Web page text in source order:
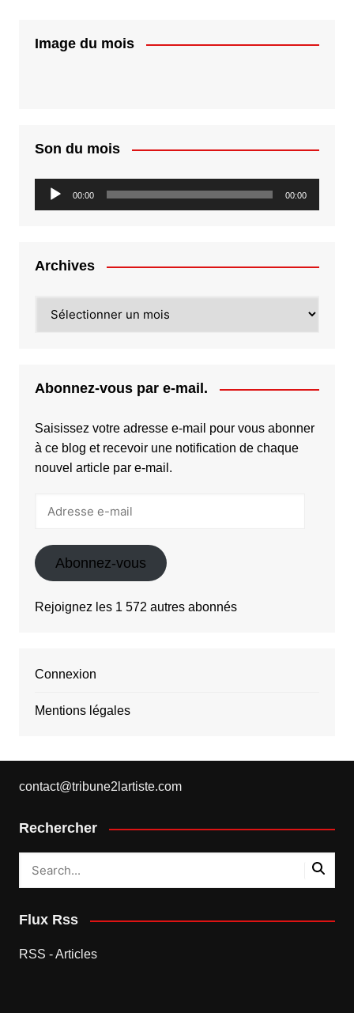
Image du mois
Son du mois
Lecteur
audio
00:00 00:00
Archives
Abonnez-vous par e-mail.
Saisissez votre adresse e-mail pour vous abonner
à ce blog et recevoir une notification de chaque
nouvel article par e-mail.
Abonnez-vous
Rejoignez les 1 572 autres abonnés
Connexion
Mentions légales
contact@tribune2lartiste.com
Rechercher
Flux Rss
RSS - Articles